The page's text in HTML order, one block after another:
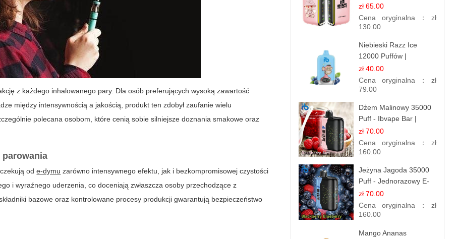
z każdego inhalowanego pary. Dla osób preferujących wysoką zawartość
między intensywnością a jakością, produkt ten zdobył zaufanie wielu
polecana osobom, które cenią sobie silniejsze doznania smakowe oraz
parowania
ode-dymu zarówno intensywnego efektu, jak i bezkompromisowej czystości
i wyraźnego uderzenia, co doceniają zwłaszcza osoby przechodzące z
bazowe oraz kontrolowane procesy produkcji gwarantują bezpieczeństwo
E-papieros
zł 65.00
Cena oryginalna： zł
130.00
Niebieski Razz Ice
12000 Puffów |
Jednorazowy E-
papieros | Jagodowy
Chłód
zł 40.00
Cena oryginalna： zł
79.00
Dżem Malinowy 35000
Puff - Ibvape Bar |
Słodki E-papieros
Jednorazowy
zł 70.00
Cena oryginalna： zł
160.00
Jeżyna Jagoda 35000
Puff - Jednorazowy E-
papieros | Smak
Leśnych Owoców
zł 70.00
Cena oryginalna： zł
160.00
Mango Ananas